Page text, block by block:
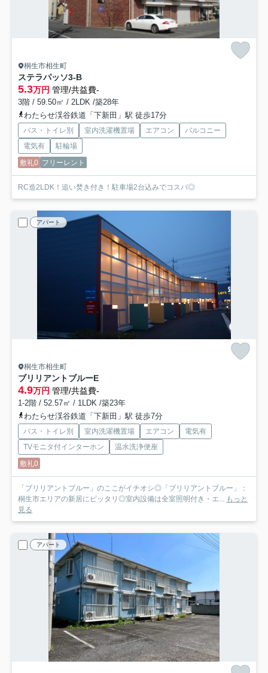
桐生市相生町
ステラパッソ3-B
5.3万円 管理/共益費-
3階 / 59.50㎡ / 2LDK /築28年
わたらせ渓谷鉄道「下新田」駅 徒歩17分
バス・トイレ別 室内洗濯機置場 エアコン
バルコニー
電気有
駐輪場
敷礼0 フリーレント
RC造2LDK！追い焚き付き！駐車場2台込みでコスパ◎
アパート
桐生市相生町
ブリリアントブルーE
4.9万円 管理/共益費-
1-2階 / 52.57㎡ / 1LDK /築23年
わたらせ渓谷鉄道「下新田」駅 徒歩7分
バス・トイレ別 室内洗濯機置場 エアコン
電気有
TVモニタ付インターホン
温水洗浄便座
敷礼0
「ブリリアントブルー」のここがイチオシ◎「ブリリアントブルー」：
桐生市エリアの新居にピッタリ◎室内設備は全室照明付き・エ... もっと
見る
アパート